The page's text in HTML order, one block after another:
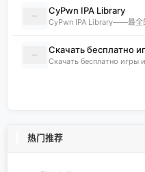
CyPwn IPA Library
Скачать бесплатно
热门推荐